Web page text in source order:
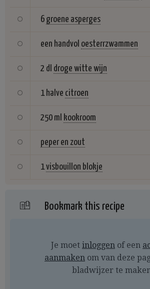
6 groene asperges
een handvol oesterrzwammen
2 dl droge witte wijn
1 halve citroen
250 ml kookroom
peper en zout
1visbouillon blokje
Bookmark this recipe
Je moet inloggen of een
aanmaken om van deze
bladwijzer te